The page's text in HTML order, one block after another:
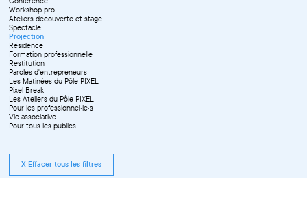
Workshop pro
Ateliers découverte et stage
Spectacle
Projection
Résidence
Formation professionnelle
Restitution
Paroles d'entrepreneurs
Les Matinées du Pôle PIXEL
Pixel Break
Les Ateliers du Pôle PIXEL
Pour les professionnel·le·s
Vie associative
Pour tous les publics
X Effacer tous les filtres